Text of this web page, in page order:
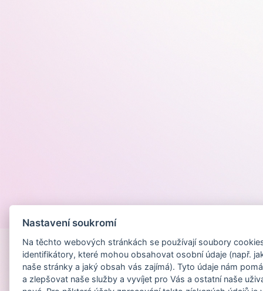
Nastavení soukromí
Na těchto webových stránkách se používají soubory
identifikátory, které mohou obsahovat osobní údaje (např.
naše stránky a jaký obsah vás zajímá). Tyto údaje nám
a zlepšovat naše služby a vyvíjet pro Vás a ostatní naše